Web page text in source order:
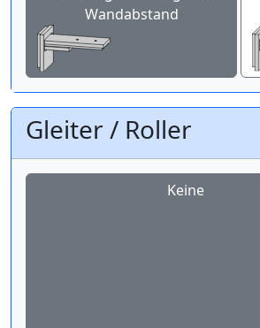
Wandabstand
Gleiter / Roller
Keine